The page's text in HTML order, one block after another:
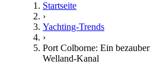
Startseite
›
Yachting-Trends
›
Port Colborne: Ein
Welland-Kanal